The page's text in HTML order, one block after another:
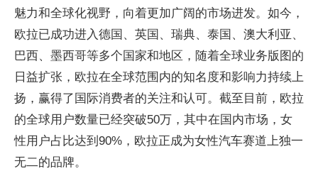
魅力和全球化视野，向着更加广阔的市场进发。如今，
欧拉已成功进入德国、英国、瑞典、泰国、澳大利亚、
巴西、墨西哥等多个 国家和地区，随着全球业务版图的
日益扩张，欧拉在全球范围内的知名度和影响力持续上
扬，赢得了国际消费者的关注和认可。截至目前，欧拉
的全球用户数量已经突破50万，其中在国内市场，女
性用户占比达到90%，欧拉正成为女性汽车赛道上独一
无二的品牌。